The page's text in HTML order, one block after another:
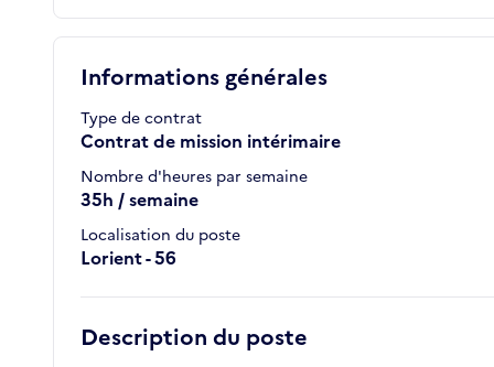
Informations générales
Type de contrat
Contrat de mission intérimaire
Nombre d'heures par semaine
35h / semaine
Localisation du poste
Lorient - 56
Description du poste